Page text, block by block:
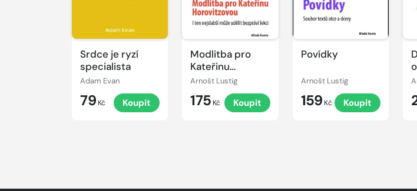
Srdce je ryzí
specialista
Adam Evan
79 Kč Koupit
Modlitba pro
Kateřinu
Horovitzovou
Arnošt Lustig
175 Kč Koupit
Povídky
Arnošt Lustig
159 Kč Koupit